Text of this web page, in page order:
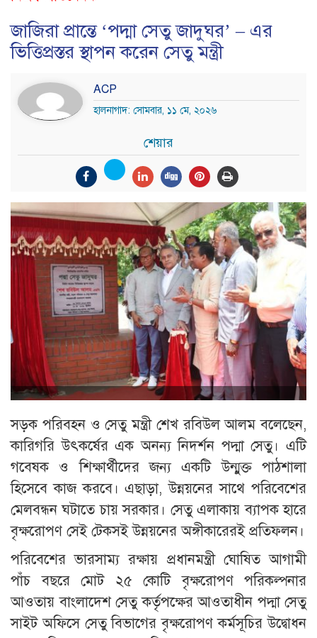
জাজিরা প্রান্তে ‘পদ্মা সেতু জাদুঘর’ – এর
ভিত্তিপ্রস্তর স্থাপন করেন সেতু মন্ত্রী
ACP
হালনাগাদ: সোমবার, ১১ মে, ২০২৬
শেয়ার
সড়ক পরিবহন ও সেতু মন্ত্রী শেখ রবিউল আলম বলেছেন,
কারিগরি উৎকর্ষের এক অনন্য নিদর্শন পদ্মা সেতু। এটি
গবেষক ও শিক্ষার্থীদের জন্য একটি উন্মুক্ত পাঠশালা
হিসেবে কাজ করবে। এছাড়া, উন্নয়নের সাথে পরিবেশের
মেলবন্ধন ঘটাতে চায় সরকার। সেতু এলাকায় ব্যাপক হারে
বৃক্ষরোপণ সেই টেকসই উন্নয়নের অঙ্গীকারেরই প্রতিফলন।
পরিবেশের ভারসাম্য রক্ষায় প্রধানমন্ত্রী ঘোষিত আগামী
পাঁচ বছরে মোট ২৫ কোটি বৃক্ষরোপণ পরিকল্পনার
আওতায় বাংলাদেশ সেতু কর্তৃপক্ষের আওতাধীন পদ্মা সেতু
সাইট অফিসে সেতু বিভাগের বৃক্ষরোপণ কর্মসূচির উদ্বোধন